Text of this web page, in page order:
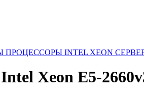
ПРОЦЕССОРЫ INTEL XEON
Xeon E5-